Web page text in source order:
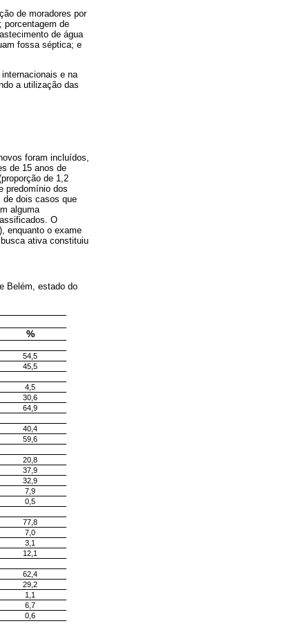
de moradores por
porcentagem de
de água
fossa séptica; e
e na
a utilização das
foram incluídos,
de 15 anos de
de 1,2
predomínio dos
de dois casos que
alguma
O
enquanto o exame
ativa constituiu
Belém, estado do
%
54,5
45,5
4,5
30,6
64,9
40,4
59,6
20,8
37,9
32,9
7,9
0,5
77,8
7,0
3,1
12,1
62,4
29,2
1,1
6,7
0,6